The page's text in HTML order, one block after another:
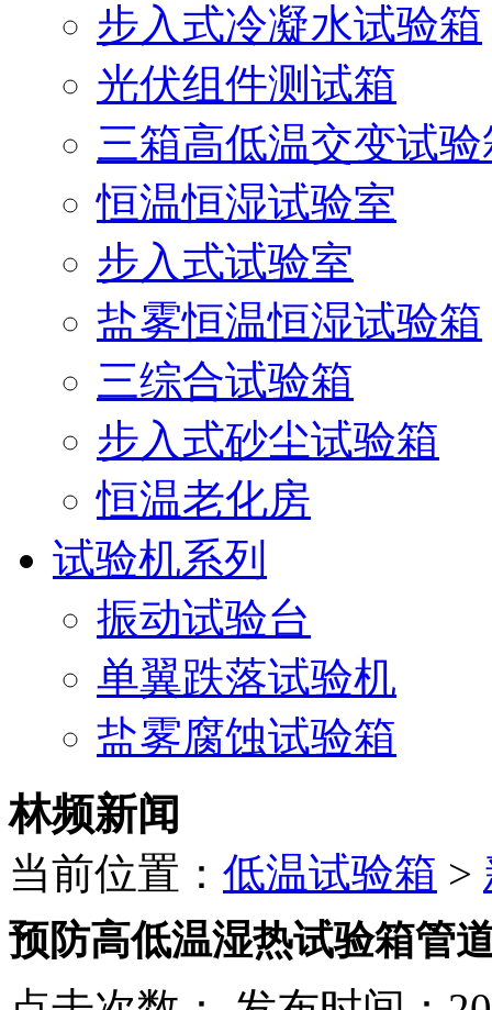
步入式冷凝水试验箱
光伏组件测试箱
三箱高低温交变试验
恒温恒湿试验室
步入式试验室
盐雾恒温恒湿试验箱
三综合试验箱
步入式砂尘试验箱
恒温老化房
试验机系列
振动试验台
单翼跌落试验机
盐雾腐蚀试验箱
林频新闻
当前位置： 低温试验箱 >
预防高低温湿热试验箱管